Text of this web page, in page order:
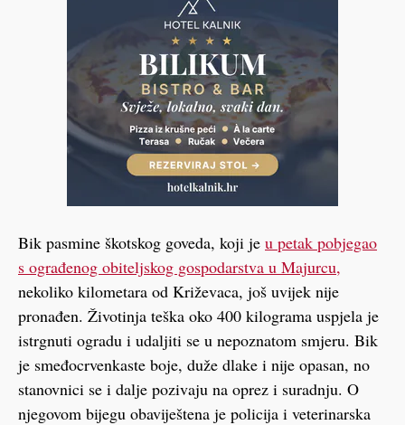
Bik pasmine škotskog goveda, koji je u petak pobjegao
s ograđenog obiteljskog gospodarstva u Majurcu,
nekoliko kilometara od Križevaca, još uvijek nije
pronađen. Životinja teška oko 400 kilograma uspjela je
istrgnuti ogradu i udaljiti se u nepoznatom smjeru. Bik
je smeđocrvenkaste boje, duže dlake i nije opasan, no
stanovnici se i dalje pozivaju na oprez i suradnju. O
njegovom bijegu obaviještena je policija i veterinarska